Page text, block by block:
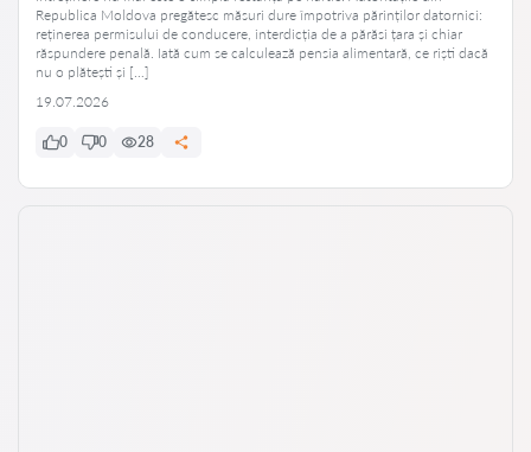
Republica Moldova pregătesc măsuri dure împotriva părinților datornici:
reținerea permisului de conducere, interdicția de a părăsi țara și chiar
răspundere penală. Iată cum se calculează pensia alimentară, ce riști dacă
nu o plătești și […]
19.07.2026
0 0 28